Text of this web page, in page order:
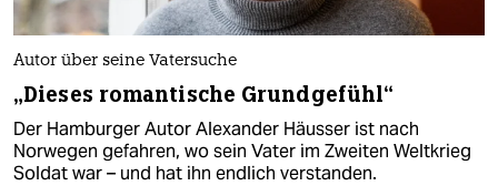
Autor über seine Vatersuche
„Dieses romantische Grundgefühl“
Der Hamburger Autor Alexander Häusser ist nach
Norwegen gefahren, wo sein Vater im Zweiten Weltkrieg
Soldat war – und hat ihn endlich verstanden.